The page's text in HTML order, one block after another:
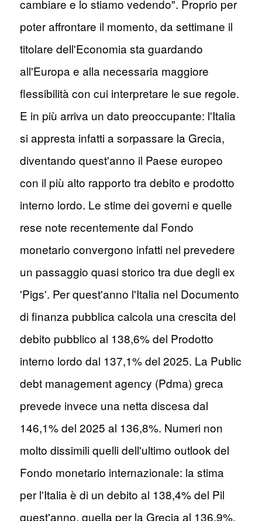
cambiare e lo stiamo vedendo". Proprio per
poter affrontare il momento, da settimane il
titolare dell'Economia sta guardando
all'Europa e alla necessaria maggiore
flessibilità con cui interpretare le sue regole.
E in più arriva un dato preoccupante: l'Italia
si appresta infatti a sorpassare la Grecia,
diventando quest'anno il Paese europeo
con il più alto rapporto tra debito e prodotto
interno lordo. Le stime dei governi e quelle
rese note recentemente dal Fondo
monetario convergono infatti nel prevedere
un passaggio quasi storico tra due degli ex
'Pigs'. Per quest'anno l'Italia nel Documento
di finanza pubblica calcola una crescita del
debito pubblico al 138,6% del Prodotto
interno lordo dal 137,1% del 2025. La Public
debt management agency (Pdma) greca
prevede invece una netta discesa dal
146,1% del 2025 al 136,8%. Numeri non
molto dissimili quelli dell'ultimo outlook del
Fondo monetario internazionale: la stima
per l'Italia è di un debito al 138,4% del Pil
quest'anno, quella per la Grecia al 136,9%.